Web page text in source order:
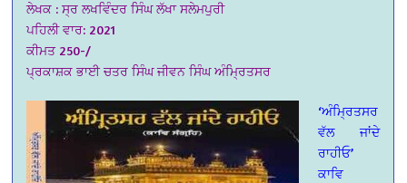
ਲੇਖਕ : ਸ੍ਰ ਲਖਵਿੰਦਰ ਸਿੰਘ ਲੱਖਾ ਸਲੇਮਪੁਰੀ
ਪਹਿਲੀ ਵਾਰ: 2021
ਕੀਮਤ 250-/
ਪ੍ਰਕਾਸ਼ਕ ਭਾਈ ਚਤਰ ਸਿੰਘ ਜੀਵਨ ਸਿੰਘ ਅੰਮ੍ਰਿਤਸਰ
‘ਅੰਮ੍ਰਿਤਸਰ
ਵੱਲ ਜਾਂਦੇ
ਰਾਹੀਓ’
ਕਾਵਿ